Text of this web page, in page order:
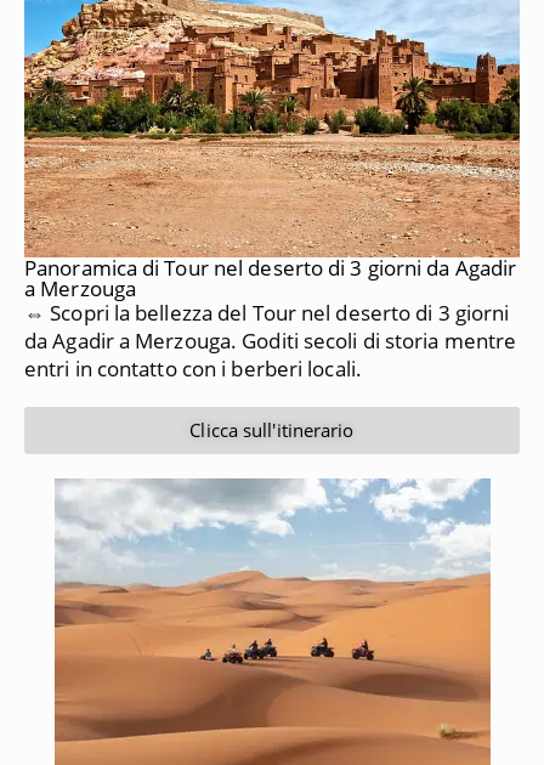
Panoramica di Tour nel deserto di 3 giorni da Agadir
a Merzouga
⇔ Scopri la bellezza del Tour nel deserto di 3 giorni
da Agadir a Merzouga. Goditi secoli di storia mentre
entri in contatto con i berberi locali.
Clicca sull'itinerario